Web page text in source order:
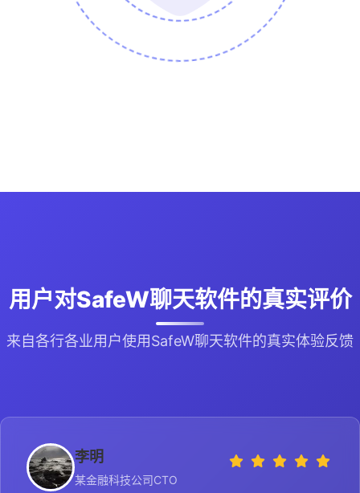
用户对SafeW聊天软件的真实评价
来自各行各业用户使用SafeW聊天软件的真实体验反馈
李明
某金融科技公司CTO